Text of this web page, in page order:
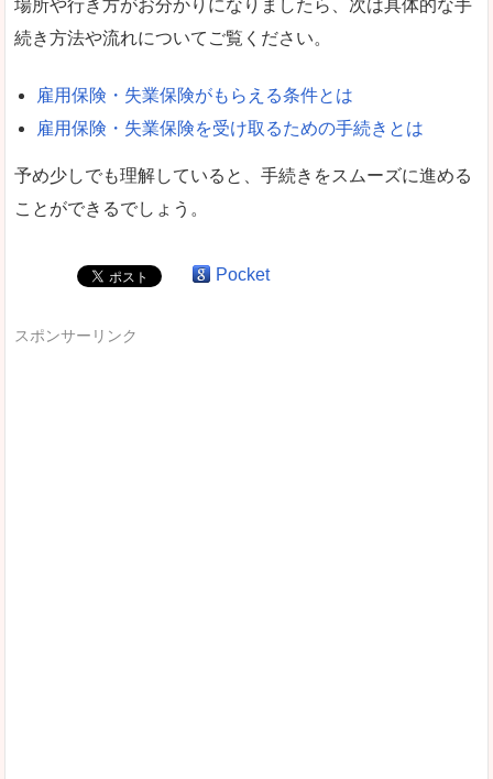
場所や行き方がお分かりになりましたら、次は具体的な手
続き方法や流れについてご覧ください。
雇用保険・失業保険がもらえる条件とは
雇用保険・失業保険を受け取るための手続きとは
予め少しでも理解していると、手続きをスムーズに進める
ことができるでしょう。
Pocket
スポンサーリンク